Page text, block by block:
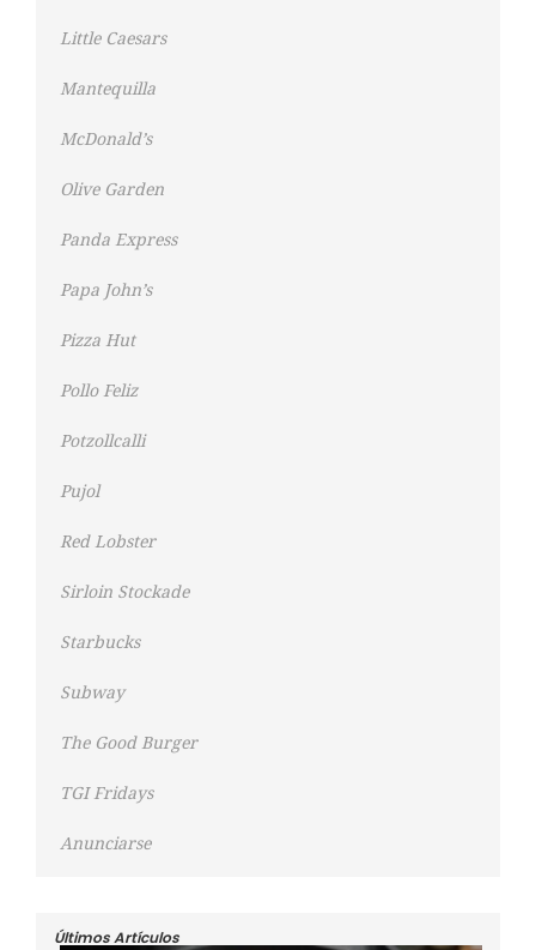
Little Caesars
Mantequilla
McDonald’s
Olive Garden
Panda Express
Papa John’s
Pizza Hut
Pollo Feliz
Potzollcalli
Pujol
Red Lobster
Sirloin Stockade
Starbucks
Subway
The Good Burger
TGI Fridays
Anunciarse
Últimos Artículos